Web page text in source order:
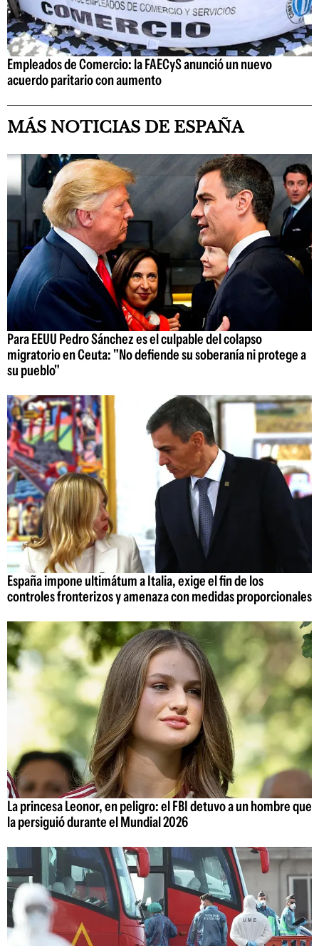
Empleados de Comercio: la FAECyS anunció un nuevo
acuerdo paritario con aumento
MÁS NOTICIAS DE ESPAÑA
Para EEUU Pedro Sánchez es el culpable del colapso
migratorio en Ceuta: "No defiende su soberanía ni protege a
su pueblo"
España impone ultimátum a Italia, exige el fin de los
controles fronterizos y amenaza con medidas proporcionales
La princesa Leonor, en peligro: el FBI detuvo a un hombre que
la persiguió durante el Mundial 2026